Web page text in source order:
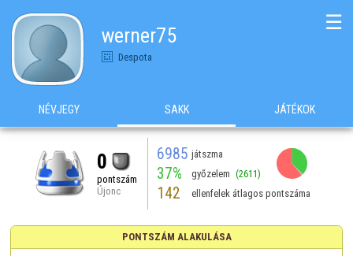
werner75
Despota
☰
NÉVJEGY SAKK JÁTÉKOK
0
pontszám
Újonc
6985 játszma
37% győzelem (2611)
142 ellenfelek átlagos pontszáma
PONTSZÁM ALAKULÁSA